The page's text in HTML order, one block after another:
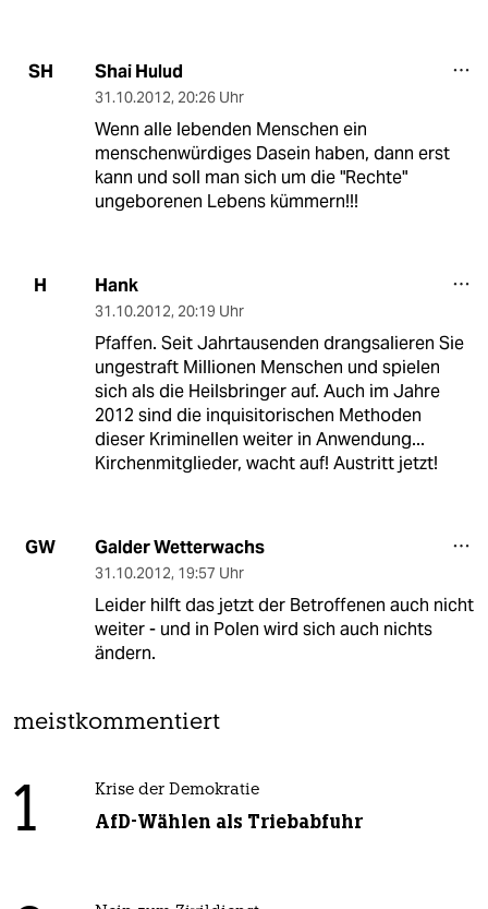
SH Shai Hulud
31.10.2012, 20:26 Uhr
Wenn alle lebenden Menschen ein
menschenwürdiges Dasein haben, dann erst
kann und soll man sich um die "Rechte"
ungeborenen Lebens kümmern!!!
H Hank
31.10.2012, 20:19 Uhr
Pfaffen. Seit Jahrtausenden drangsalieren Sie
ungestraft Millionen Menschen und spielen
sich als die Heilsbringer auf. Auch im Jahre
2012 sind die inquisitorischen Methoden
dieser Kriminellen weiter in Anwendung...
Kirchenmitglieder, wacht auf! Austritt jetzt!
GW Galder Wetterwachs
31.10.2012, 19:57 Uhr
Leider hilft das jetzt der Betroffenen auch nicht
weiter - und in Polen wird sich auch nichts
ändern.
meistkommentiert
1 Krise der Demokratie
AfD-Wählen als Triebabfuhr